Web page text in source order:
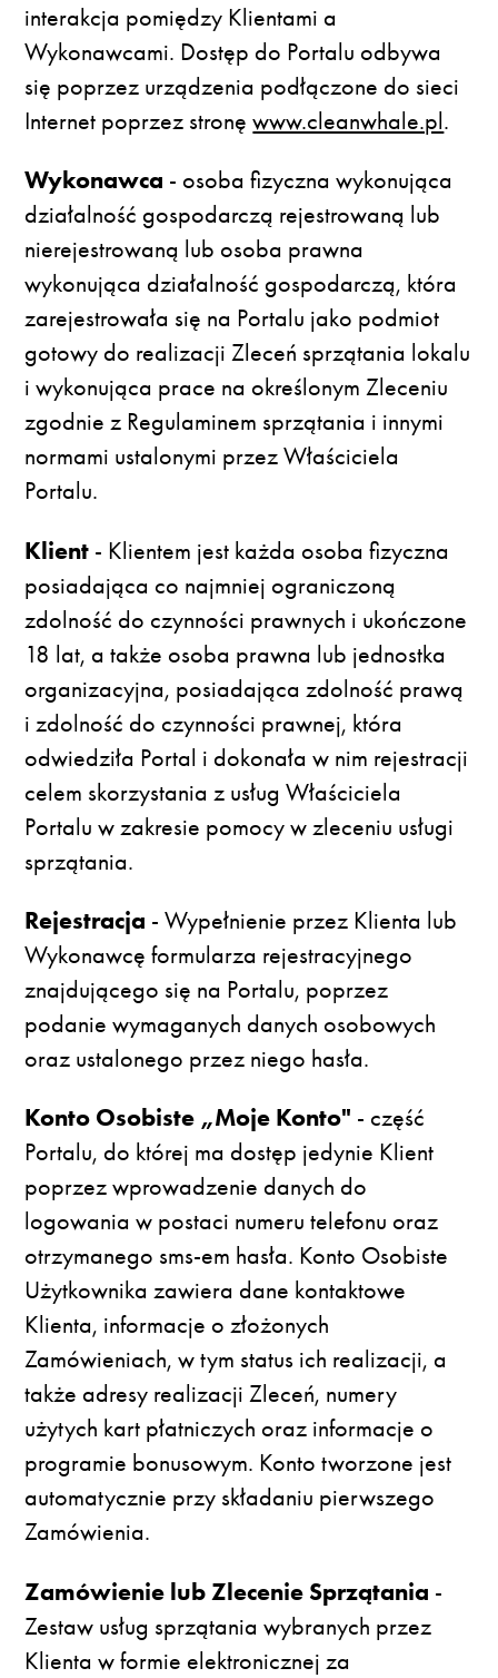
interakcja pomiędzy Klientami a
Wykonawcami. Dostęp do Portalu odbywa
się poprzez urządzenia podłączone do sieci
Internet poprzez stronęwww.cleanwhale.pl.
Wykonawca - osoba fizyczna wykonująca
działalność gospodarczą rejestrowaną lub
nierejestrowaną lub osoba prawna
wykonująca działalność gospodarczą, która
zarejestrowała się na Portalu jako podmiot
gotowy do realizacji Zleceń sprzątania lokalu
i wykonująca prace na określonym Zleceniu
zgodnie z Regulaminem sprzątania i innymi
normami ustalonymi przez Właściciela
Portalu.
Klient - Klientem jest każda osoba fizyczna
posiadająca co najmniej ograniczoną
zdolność do czynności prawnych i ukończone
18 lat, a także osoba prawna lub jednostka
organizacyjna, posiadająca zdolność prawą
i zdolność do czynności prawnej, która
odwiedziła Portal i dokonała w nim rejestracji
celem skorzystania z usług Właściciela
Portalu w zakresie pomocy w zleceniu usługi
sprzątania.
Rejestracja - Wypełnienie przez Klienta lub
Wykonawcę formularza rejestracyjnego
znajdującego się na Portalu, poprzez
podanie wymaganych danych osobowych
oraz ustalonego przez niego hasła.
Konto Osobiste „Moje Konto" - część
Portalu, do której ma dostęp jedynie Klient
poprzez wprowadzenie danych do
logowania w postaci numeru telefonu oraz
otrzymanego sms-em hasła. Konto Osobiste
Użytkownika zawiera dane kontaktowe
Klienta, informacje o złożonych
Zamówieniach, w tym status ich realizacji, a
także adresy realizacji Zleceń, numery
użytych kart płatniczych oraz informacje o
programie bonusowym. Konto tworzone jest
automatycznie przy składaniu pierwszego
Zamówienia.
Zamówienie lub Zlecenie Sprzątania -
Zestaw usług sprzątania wybranych przez
Klienta w formie elektronicznej za